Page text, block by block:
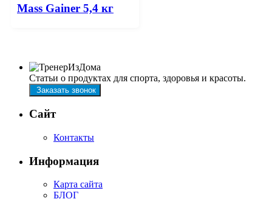
Mass Gainer 5,4 кг
Статьи о продуктах для спорта, здоровья и красоты.
Заказать звонок
Сайт
Контакты
Информация
Карта сайта
БЛОГ